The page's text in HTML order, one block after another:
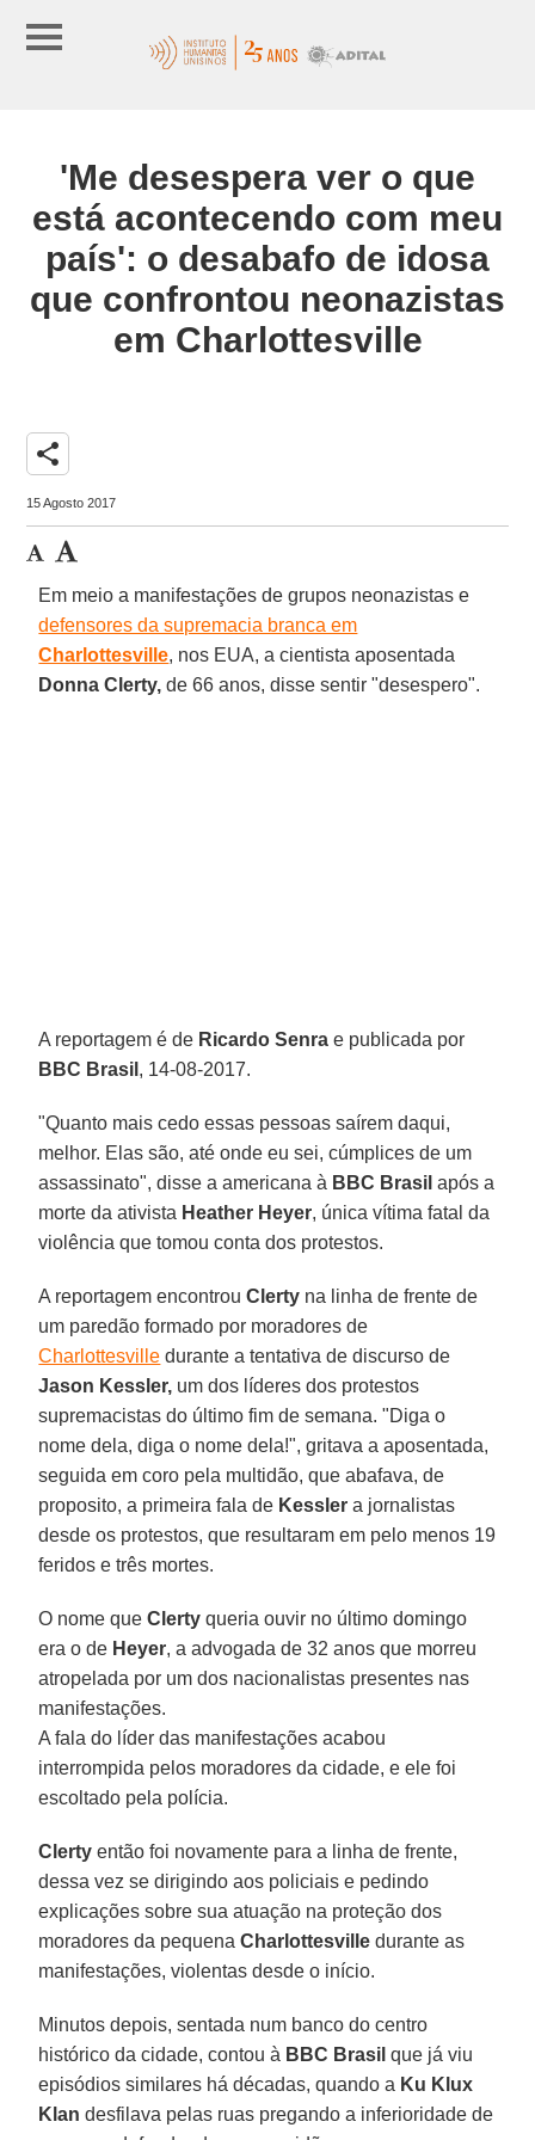
'Me desespera ver o que
está acontecendo com meu
país': o desabafo de idosa
que confrontou neonazistas
em Charlottesville
share
15 Agosto 2017
Em meio a manifestações de grupos neonazistas e
defensores da supremacia branca em
Charlottesville, nos EUA, a cientista aposentada
Donna Clerty, de 66 anos, disse sentir "desespero".
A reportagem é de Ricardo Senra e publicada por
BBC Brasil , 14-08-2017.
"Quanto mais cedo essas pessoas saírem daqui,
melhor. Elas são, até onde eu sei, cúmplices de um
assassinato", disse a americana à BBC Brasil após a
morte da ativista Heather Heyer, única vítima fatal da
violência que tomou conta dos protestos.
A reportagem encontrouClerty na linha de frente de
um paredão formado por moradores de
Charlottesville durante a tentativa de discurso de
Jason Kessler, um dos líderes dos protestos
supremacistas do último fim de semana. "Diga o
nome dela, diga o nome dela!", gritava a aposentada,
seguida em coro pela multidão, que abafava, de
proposito, a primeira fala de Kessler a jornalistas
desde os protestos, que resultaram em pelo menos 19
feridos e três mortes.
O nome queClerty queria ouvir no último domingo
era o de Heyer, a advogada de 32 anos que morreu
atropelada por um dos nacionalistas presentes nas
manifestações.
A fala do líder das manifestações acabou
interrompida pelos moradores da cidade, e ele foi
escoltado pela polícia.
Clerty então foi novamente para a linha de frente,
dessa vez se dirigindo aos policiais e pedindo
explicações sobre sua atuação na proteção dos
moradores da pequenaCharlottesville durante as
manifestações, violentas desde o início.
Minutos depois, sentada num banco do centro
histórico da cidade, contou à BBC Brasil que já viu
episódios similares há décadas, quando a Ku Klux
Klan desfilava pelas ruas pregando a inferioridade de